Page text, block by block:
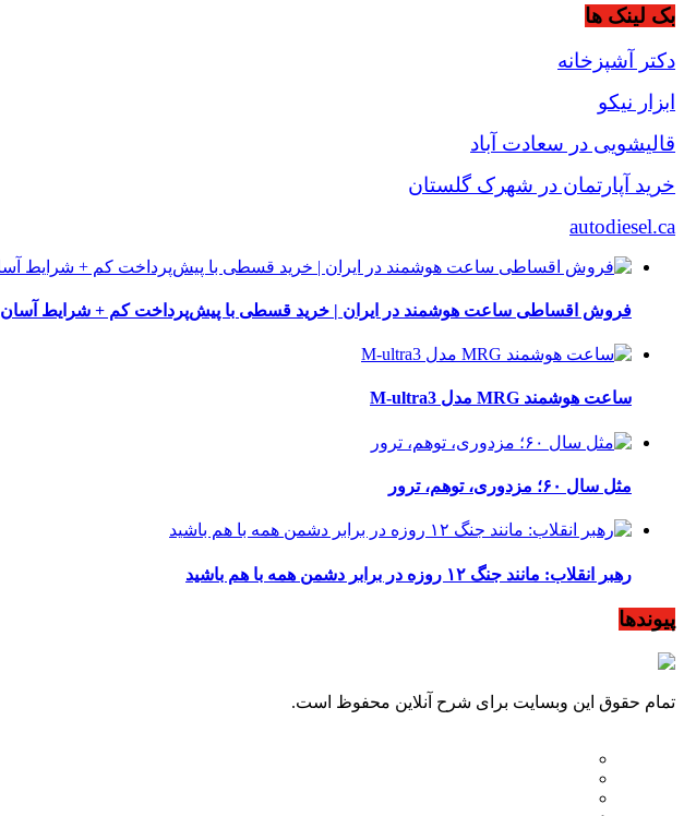
بک لینک ها
دکتر آشپزخانه
ابزار نیکو
قالیشویی در سعادت آباد
خرید آپارتمان در شهرک گلستان
autodiesel.ca
فروش اقساطی ساعت هوشمند در ایران | خرید قسطی با پیش‌پرداخت کم + شرایط آسان
ساعت هوشمند MRG مدل M-ultra3
مثل سال ۶۰؛ مزدوری، توهم، ترور
رهبر انقلاب: مانند جنگ ۱۲ روزه در برابر دشمن همه با هم باشید
پیوندها
تمام حقوق این وبسایت برای شرح آنلاین محفوظ است.